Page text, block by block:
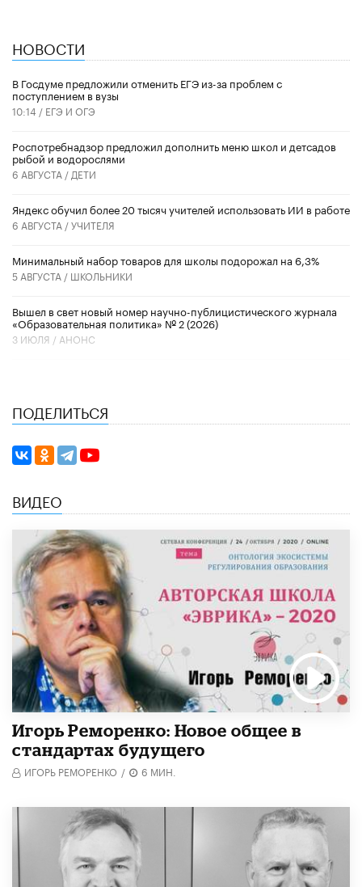
НОВОСТИ
В Госдуме предложили отменить ЕГЭ из-за проблем с
поступлением в вузы
10:14 / ЕГЭ И ОГЭ
Роспотребнадзор предложил дополнить меню школ и детсадов
рыбой и водорослями
6 АВГУСТА / ДЕТИ
​Яндекс обучил более 20 тысяч учителей использовать ИИ в работе
6 АВГУСТА /УЧИТЕЛЯ
Минимальный набор товаров для школы подорожал на 6,3%
5 АВГУСТА / ШКОЛЬНИКИ
Вышел в свет новый номер научно-публицистического журнала
«Образовательная политика» № 2 (2026)
3 ИЮЛЯ / АНОНС
ПОДЕЛИТЬСЯ
ВИДЕО
Игорь Реморенко: Новое общее в
стандартах будущего
ИГОРЬ РЕМОРЕНКО / 6 МИН.